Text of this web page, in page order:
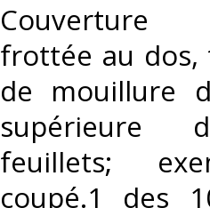
‎Couverture
frottée au dos,
de mouillure
supérieure
feuillets;
coupé.1 des